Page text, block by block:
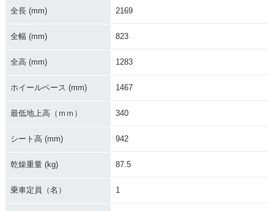
全長 (mm) 2169
全幅 (mm) 823
全高 (mm) 1283
ホイールベース (mm) 1467
最低地上高（ｍｍ） 340
シート高 (mm) 942
乾燥重量 (kg) 87.5
乗車定員（名） 1